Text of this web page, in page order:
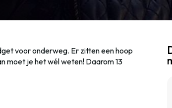
voor onderweg. Er zitten een hoop
moet je het wél weten! Daarom 13